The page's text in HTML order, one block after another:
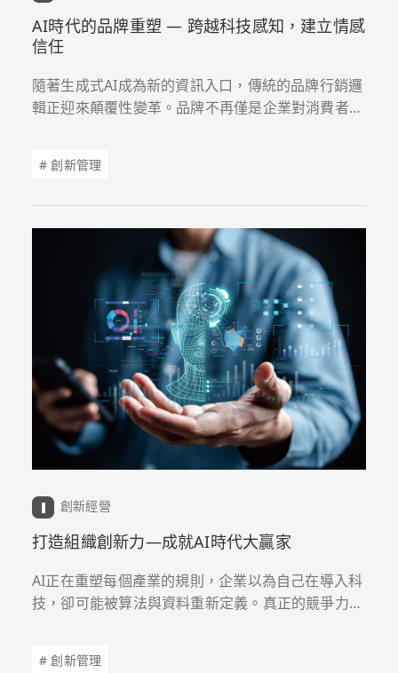
AI時代的品牌重塑 — 跨越科技感知，建立情感
信任
隨著生成式AI成為新的資訊入口，傳統的品牌行銷邏
輯正迎來顛覆性變革。品牌不再僅是企業對消費者的
精準辨識，又能與用戶建立深度信任，於智慧商業浪
# 創新管理
創新經營
打造組織創新力—成就AI時代大贏家
AI正在重塑每個產業的規則，企業以為自己在導入科
技，卻可能被算法與資料重新定義。真正的競爭力不
# 創新管理